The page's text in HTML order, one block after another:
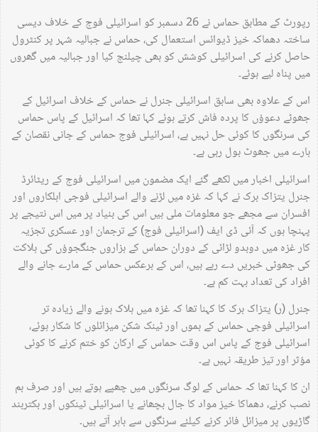
رپورٹ کے مطابق حماس نے 26 دسمبر کو اسرائیلی فوج کے خلاف دیسی
ساختہ دھماکہ خیز ڈیوائس استعمال کی، حماس نے جبالیہ شہر پر کنٹرول
حاصل کرنے کی اسرائیلی کوشش کو بھی چیلنج کیا اور جبالیہ میں گھروں
میں پناہ لیے ہوئے۔
اس کے علاوہ بھی سابق اسرائیلی جنرل نے حماس کے خلاف اسرائیل کے
جھوٹے دعوؤں کا پردہ فاش کرتے ہوئے کہا تھا کہ اسرائیل کے پاس حماس
کی سرنگوں کا کوئی حل نہیں ہے، اسرائیلی فوج حماس کے جانی نقصان کے
بارے میں جھوٹ بول رہی ہے۔
اسرائیلی اخبار میں لکھے گئے ایک مضمون میں اسرائیلی فوج کے ریٹائرڈ
جنرل یتزاک برک نے کہا کہ غزہ میں لڑنے والے اسرائیلی فوجی اہلکاروں اور
افسران سے مجھے جو معلومات ملی ہیں اس کی بنیاد پر میں اس نتیجے پر
پہنچا ہوں کہ آئی ڈی ایف (اسرائیلی فوج) کے ترجمان اور عسکری تجزیہ
کار غزہ میں دوبدو لڑائی کے دوران حماس کے ہزاروں جنگجوؤں کی ہلاکت
کی جھوٹی خبریں دے رہے ہیں، اس کے برعکس حماس کے مارے جانے والے
افراد کی تعداد بہت کم ہے۔
جنرل (ر) یتزاک برک کا کہنا تھا کہ غزہ میں ہلاک ہونے والے زیادہ تر
اسرائیلی فوجی حماس کے بموں اور ٹینک شکن میزائلوں کا شکار ہوئے،
اسرائیلی فوج کے پاس اس وقت حماس کے ارکان کو ختم کرنے کا کوئی
مؤثر اور تیز طریقہ نہیں ہے۔
ان کا کہنا تھا کہ حماس کے لوگ سرنگوں میں چھپے ہوتے ہیں اور صرف بم
نصب کرنے، دھماکا خیز مواد کا جال بچھانے یا اسرائیلی ٹینکوں اور بکتربند
گاڑیوں پر میزائل فائر کرنے کیلئے سرنگوں سے باہر آتے ہیں۔